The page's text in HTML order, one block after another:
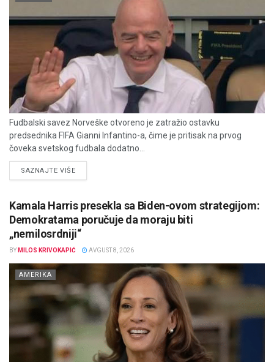
Fudbalski savez Norveške otvoreno je zatražio ostavku
predsednika FIFA Gianni Infantino-a, čime je pritisak na prvog
čoveka svetskog fudbala dodatno...
SAZNAJTE VIŠEDETAILS
Kamala Harris presekla sa Biden-ovom strategijom:
Demokratama poručuje da moraju biti
„nemilosrdniji“
BY MILOS KRIVOKAPIĆ AVGUST 8, 2026
AMERIKA